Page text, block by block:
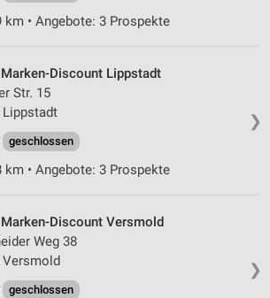
km • Angebote: 3 Prospekte
❯
Discount Lippstadt
Str. 15
Lippstadt
geschlossen
km • Angebote: 3 Prospekte
❯
Discount Versmold
Weg 38
Versmold
geschlossen
der Angebote
aktiv angeforderten